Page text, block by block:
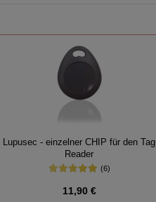
Lupusec - einzelner CHIP für den Tag
Reader
(6)
11,90 €